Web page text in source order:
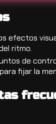
efectos
ritmo.
de
fijar la